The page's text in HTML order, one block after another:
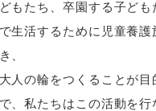
もたち、卒園する子ども
生活するために児童養
、
人の輪をつくることが目
、私たちはこの活動を行